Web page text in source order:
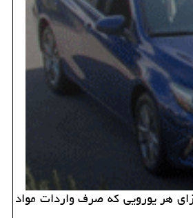
هر یورویی كه صرف واردات مواد